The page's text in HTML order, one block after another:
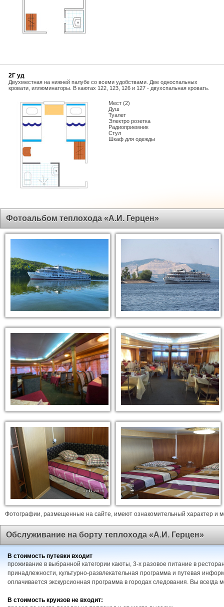
2Г уд
Двухместная на нижней палубе со всеми удобствами. Две односпальных
кровати, иллюминаторы. В каютах 122, 123, 126 и 127 - двухспальная кровать.
Мест (2)
Душ
Туалет
Электро розетка
Радиоприемник
Стул
Шкаф для одежды
Фотоальбом теплохода «А.И. Герцен»
Фотографии, размещенные на сайте, имеют ознакомительный характер и
Обслуживание на борту теплохода «А.И. Герцен»
В стоимость путевки входит
проживание в выбранной категории каюты, 3-х разовое питание в
принадлежности, культурно-развлекательная программа и путевая
оплачивается экскурсионная программа в городах следования. Вы
В стоимость круизов не входит: